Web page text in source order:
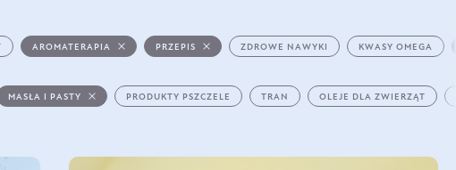
AROMATERAPIA PRZEPIS ZDROWE NAWYKI KWASY OMEGA
MASŁA I PASTY PRODUKTY PSZCZELE TRAN OLEJE DLA ZWIERZĄT